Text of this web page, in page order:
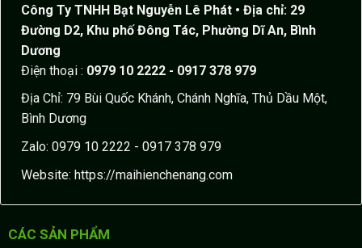
Công Ty TNHH Bạt Nguyễn Lê Phát • Địa chỉ: 29
Đường D2, Khu phố Đông Tác, Phường Dĩ An, Bình
Dương
Điện thoại : 0979 10 2222 - 0917 378 979
Địa Chỉ: 79 Bùi Quốc Khánh, Chánh Nghĩa, Thủ Dầu Một,
Bình Dương
Zalo: 0979 10 2222 - 0917 378 979
Website: https://maihienchenang.com
CÁC SẢN PHẨM